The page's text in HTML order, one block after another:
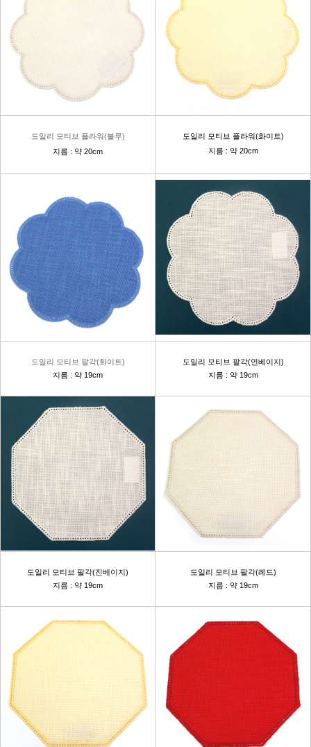
도일리 모티브 플라워(블루)
지름 : 약 20cm
도일리 모티브 플라워(화이트)
지름 : 약 20cm
도일리 모티브 팔각(화이트)
지름 : 약 19cm
도일리 모티브 팔각(연베이지)
지름 : 약 19cm
도일리 모티브 팔각(진베이지)
지름 : 약 19cm
도일리 모티브 팔각(레드)
지름 : 약 19cm